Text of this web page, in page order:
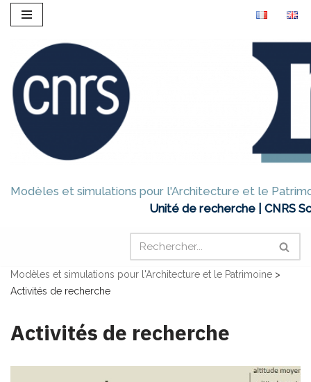
contenu
Modèles et simulations pour l'Architecture et le
Unité de recherche | CNRS
Modèles et simulations pour l'Architecture et le Patrimoine >
Activités de recherche
Activités de recherche